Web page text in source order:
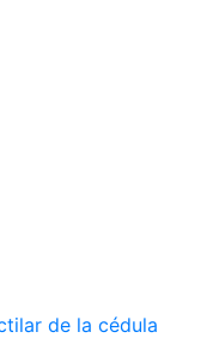
de la cédula